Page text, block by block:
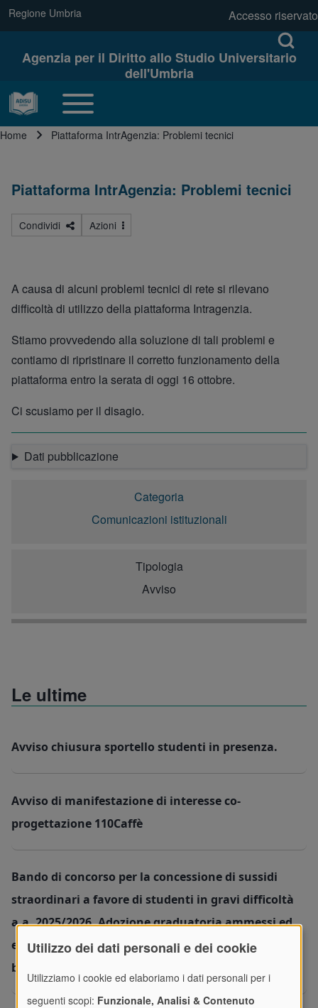
Skip to main navigation
link regione
Regione Umbria
(opens in new tab) Menu profilo
Accesso riservato
Open
Close search
Cerca
Open Search
Agenzia per il Diritto allo Studio Universitario
dell'Umbria
Navigazione principale
Toggle main menu
Home Piattaforma IntrAgenzia: Problemi tecnici
Piattaforma IntrAgenzia: Problemi tecnici
Condividi Azioni
A causa di alcuni problemi tecnici di rete si rilevano
difficoltà di utilizzo della piattaforma Intragenzia.
Stiamo provvedendo alla soluzione di tali problemi e
contiamo di ripristinare il corretto funzionamento della
piattaforma entro la serata di oggi 16 ottobre.
Ci scusiamo per il disagio.
Dati pubblicazione
Categoria
Comunicazioni istituzionali
Tipologia
Avviso
Le ultime
Avviso chiusura sportello studenti in presenza.
Avviso di manifestazione di interesse co-
progettazione 110Caffè
Bando di concorso per la concessione di sussidi
straordinari a favore di studenti in gravi difficoltà
a.a. 2025/2026. Adozione graduatoria ammessi ed
elenco esclusi. Liquidazione a favore degli studenti
beneficiari.
Utilizzo dei dati personali e dei cookie
Utilizziamo i cookie ed elaboriamo i dati personali per i
seguenti scopi: Funzionale, Analisi & Contenuto